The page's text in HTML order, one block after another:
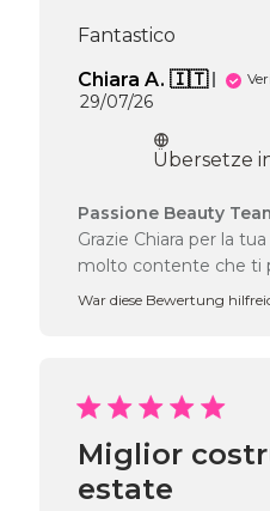
Fantastico
Chiara A. 🇮🇹
29/07/26
Übersetze
Passione Beauty
Grazie Chiara per la
molto contente che ti
War diese Bewertung
Miglior
estate